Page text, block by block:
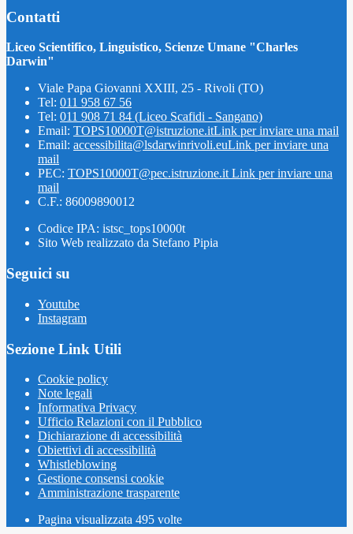
Contatti
Liceo Scientifico, Linguistico, Scienze Umane "Charles
Darwin"
Viale Papa Giovanni XXIII, 25 - Rivoli (TO)
Tel: 011 958 67 56
Tel: 011 908 71 84 (Liceo Scafidi - Sangano)
Email: TOPS10000T@istruzione.itLink per inviare una mail
Email: accessibilita@lsdarwinrivoli.euLink per inviare una
mail
PEC: TOPS10000T@pec.istruzione.itLink per inviare una
mail
C.F.: 86009890012
Codice IPA: istsc_tops10000t
Sito Web realizzato da Stefano Pipia
Seguici su
Youtube
Instagram
Sezione Link Utili
Cookie policy
Note legali
Informativa Privacy
Ufficio Relazioni con il Pubblico
Dichiarazione di accessibilità
Obiettivi di accessibilità
Whistleblowing
Gestione consensi cookie
Amministrazione trasparente
Pagina visualizzata 495 volte